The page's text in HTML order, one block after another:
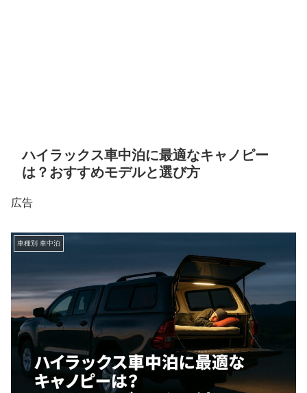
ハイラックス車中泊に最適なキャノピー
は？おすすめモデルと選び方
広告
車種別 車中泊